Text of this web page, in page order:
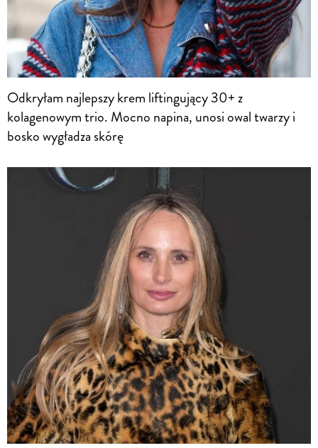
Odkryłam najlepszy krem liftingujący 30+ z
kolagenowym trio. Mocno napina, unosi owal twarzy i
bosko wygładza skórę